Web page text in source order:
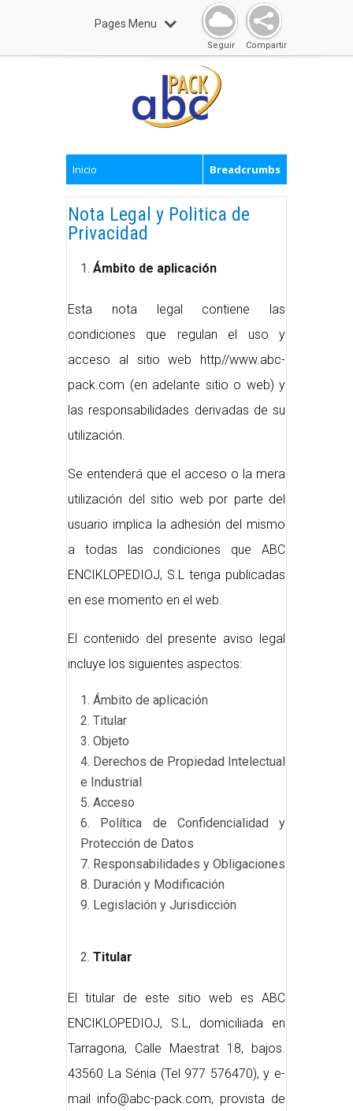
Pages Menu
Compartir
Seguir
Inicio Breadcrumbs
Nota Legal y Politica de
Privacidad
Ámbito de aplicación
Esta nota legal contiene las
condiciones que regulan el uso y
acceso al sitio web http//www.abc-
pack.com (en adelante sitio o web) y
las responsabilidades derivadas de su
utilización.
Se entenderá que el acceso o la mera
utilización del sitio web por parte del
usuario implica la adhesión del mismo
a todas las condiciones que ABC
ENCIKLOPEDIOJ, S.L tenga publicadas
en ese momento en el web.
El contenido del presente aviso legal
incluye los siguientes aspectos:
Ámbito de aplicación
2. Titular
3. Objeto
4. Derechos de Propiedad Intelectual
e Industrial
5. Acceso
6. Política de Confidencialidad y
Protección de Datos
7. Responsabilidades y Obligaciones
8. Duración y Modificación
9. Legislación y Jurisdicción
Titular
El titular de este sitio web es ABC
ENCIKLOPEDIOJ, S.L, domiciliada en
Tarragona, Calle Maestrat 18, bajos.
43560 La Sénia (Tel 977 576470), y e-
mail info@abc-pack.com, provista de